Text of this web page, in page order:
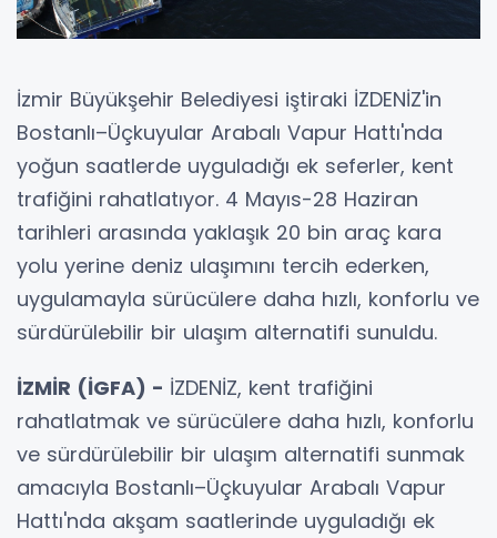
İzmir Büyükşehir Belediyesi iştiraki İZDENİZ'in
Bostanlı–Üçkuyular Arabalı Vapur Hattı'nda
yoğun saatlerde uyguladığı ek seferler, kent
trafiğini rahatlatıyor. 4 Mayıs-28 Haziran
tarihleri arasında yaklaşık 20 bin araç kara
yolu yerine deniz ulaşımını tercih ederken,
uygulamayla sürücülere daha hızlı, konforlu ve
sürdürülebilir bir ulaşım alternatifi sunuldu.
İZMİR (İGFA) - İZDENİZ, kent trafiğini
rahatlatmak ve sürücülere daha hızlı, konforlu
ve sürdürülebilir bir ulaşım alternatifi sunmak
amacıyla Bostanlı–Üçkuyular Arabalı Vapur
Hattı'nda akşam saatlerinde uyguladığı ek